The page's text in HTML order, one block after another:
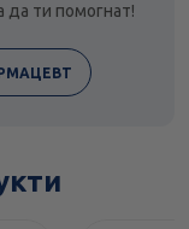
да ти помогнат!